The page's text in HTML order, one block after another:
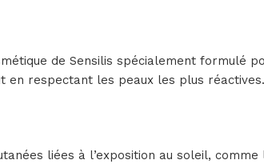
de Sensilis spécialement formulé
en respectant les peaux les plus réactives.
liées à l’exposition au soleil, comme